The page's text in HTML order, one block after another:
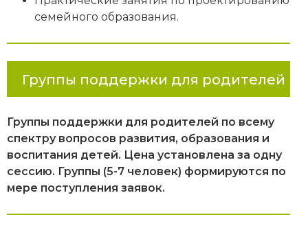
семейного образования.
Группы поддержки для родителей
Группы поддержки для родителей по всему
спектру вопросов развития, образования и
воспитания детей. Цена установлена за одну
сессию. Группы (5-7 человек) формируются по
мере поступления заявок.